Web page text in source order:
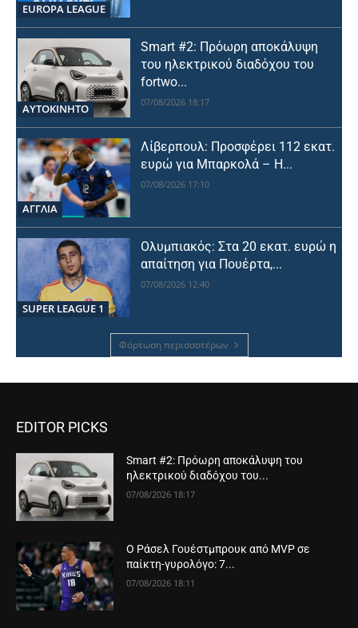
EUROPA LEAGUE
ΑΥΤΟΚΙΝΗΤΟ
Smart #2: Πρόωρη αποκάλυψη
του ηλεκτρικού διαδόχου του
fortwo...
07/08/2026 18:17
ΑΓΓΛΙΑ
Λίβερπουλ: Προσφέρει 112 εκατ.
ευρώ για Μπαρκολά – Η...
07/08/2026 17:10
SUPER LEAGUE 1
Ολυμπιακός: Στα 20 εκατ. ευρώ η
απαίτηση για Πουέρτα,...
07/08/2026 12:40
Φόρτωση περισσοτέρων
EDITOR PICKS
Smart #2: Πρόωρη αποκάλυψη του
ηλεκτρικού διαδόχου του...
07/08/2026 18:17
Ο Ράσελ Γουέστμπρουκ από MVP σε
παίκτη-γυρολόγο: 7...
07/08/2026 18:11